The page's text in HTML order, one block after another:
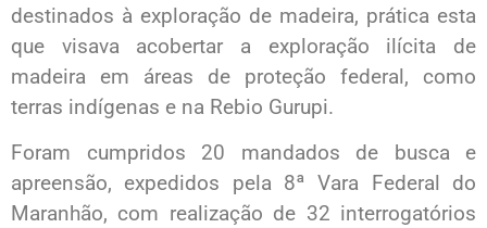
destinados à exploração de madeira, prática esta
que visava acobertar a exploração ilícita de
madeira em áreas de proteção federal, como
terras indígenas e na Rebio Gurupi.
Foram cumpridos 20 mandados de busca e
apreensão, expedidos pela 8ª Vara Federal do
Maranhão, com realização de 32 interrogatórios